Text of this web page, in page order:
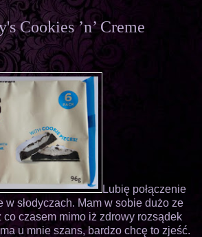
Cookies ’n’ Creme
Lubię połączenie
w słodyczach. Mam w sobie dużo ze
co czasem mimo iż zdrowy rozsądek
u mnie szans, bardzo chcę to zjeść.